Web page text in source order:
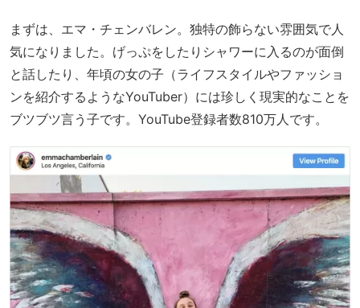
まずは、エマ・チェンバレン。独特の飾らない雰囲気で人
気になりました。げっぷをしたりシャワーに入るのが面倒
と話したり、年頃の女の子（ライフスタイルやファッショ
ンを紹介するようなYouTuber）には珍しく現実的なことを
ブツブツ言う子です。YouTube登録者数810万人です。